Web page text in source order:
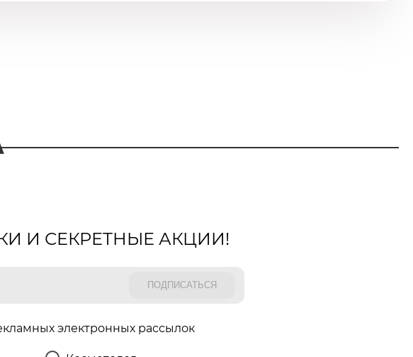
И СЕКРЕТНЫЕ АКЦИИ!
электронных рассылок